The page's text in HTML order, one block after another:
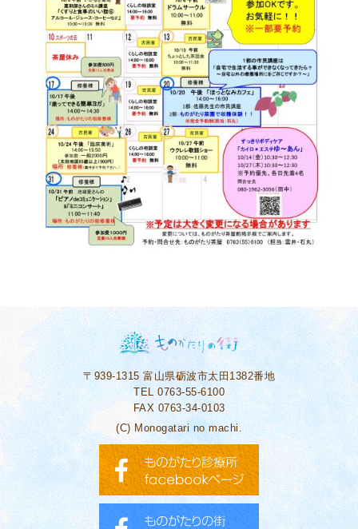
〒939-1315富山県砺波市太田1382番地
TEL 0763-55-6100
FAX 0763-34-0103
(C) Monogatari no machi.